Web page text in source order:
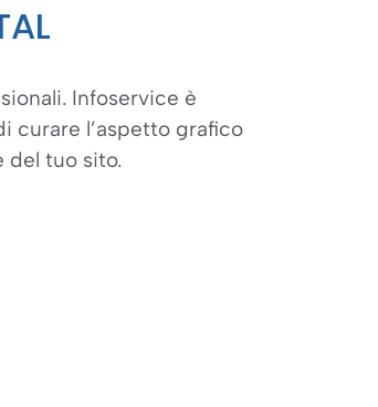
Infoservice è
curare l’aspetto grafico
del tuo sito.